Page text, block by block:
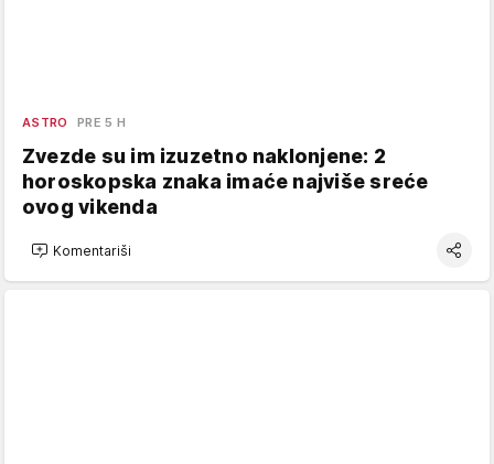
ASTRO PRE 5 H
Zvezde su im izuzetno naklonjene: 2
horoskopska znaka imaće najviše sreće
ovog vikenda
Komentariši